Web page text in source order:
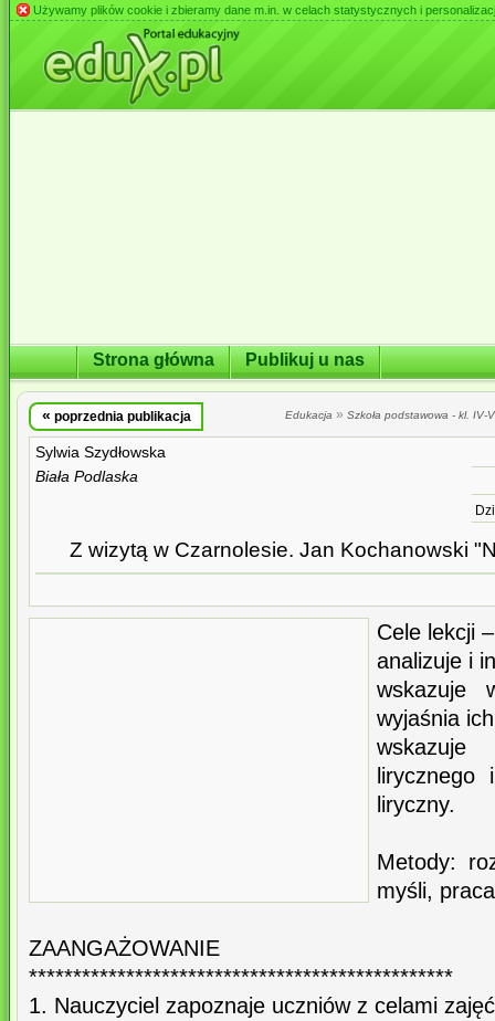
Używamy plików cookie i zbieramy dane m.in. w celach statystycznych i
Strona główna Publikuj u nas
« poprzednia publikacja Edukacja » Szkoła podstawowa - kl. IV-
Sylwia Szydłowska
Biała Podlaska
Z wizytą w Czarnolesie. Jan Kochanowski
Cele lekcji
analizuje i
wskazuje
wyjaśnia
lirycznego
liryczny.
Metody:
myśli,
ZAANGAŻOWANIE
************************************************
1. Nauczyciel zapoznaje uczniów z celami